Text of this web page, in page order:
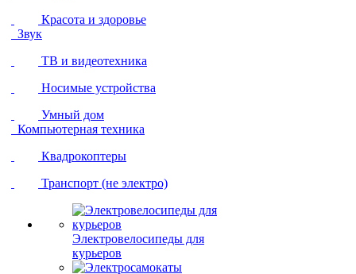
Красота и здоровье
Звук
ТВ и видеотехника
Носимые устройства
Умный дом
Компьютерная техника
Квадрокоптеры
Транспорт (не электро)
Электровелосипеды для
курьеров